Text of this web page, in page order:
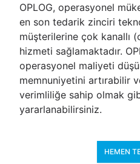
OPLOG, operasyonel
en son tedarik zinciri
müşterilerine çok kanallı
hizmeti sağlamaktadır.
operasyonel maliyeti
memnuniyetini artırabilir
verimliliğe sahip olmak
yararlanabilirsiniz.
HEMEN